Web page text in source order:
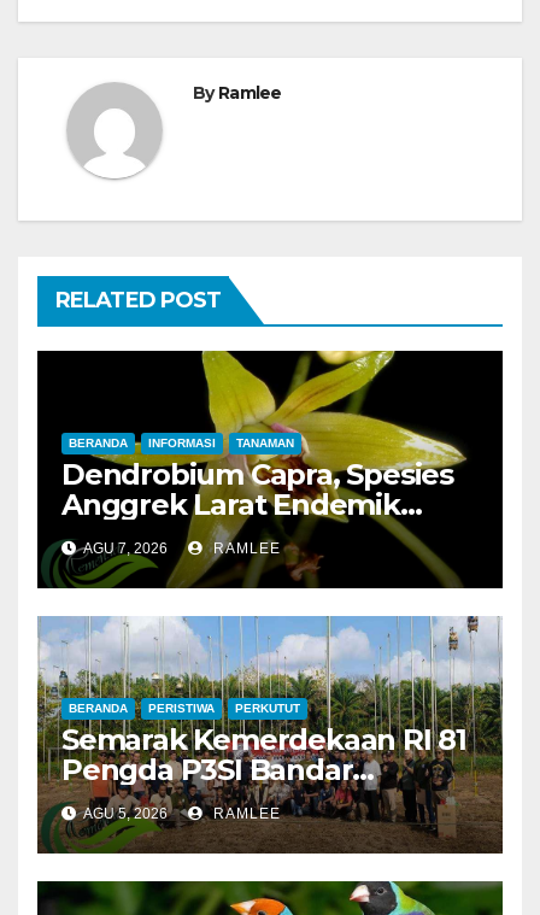
ByRamlee
RELATED POST
BERANDA INFORMASI TANAMAN
Dendrobium Capra, Spesies
Anggrek Larat Endemik
Pulau Jawa yang Mulai
Langka di Alam Liar
AGU 7, 2026 RAMLEE
BERANDA PERISTIWA PERKUTUT
Semarak Kemerdekaan RI 81
Pengda P3SI Bandar
Lampung, Potong Tumpeng
Menandai Peresmian
Lapangan Baru, Mawar
Merah dan Jahanam Juara
AGU 5, 2026 RAMLEE